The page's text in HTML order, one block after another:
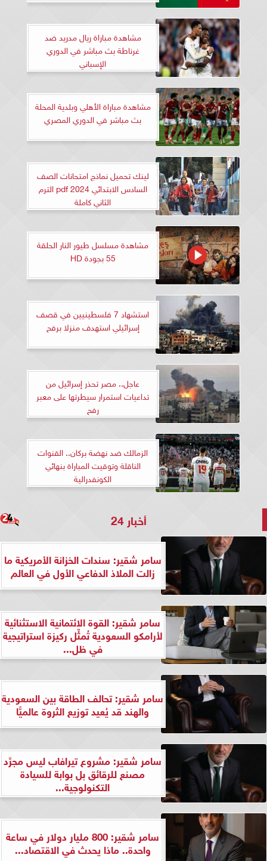
مشاهدة مباراة ريال مدريد ضد
غرناطة بث مباشر في الدوري
الإسباني
مشاهدة مباراة الأهلي وبلدية المحلة
بث مباشر في الدوري المصري
لينك تحميل نماذج امتحانات الصف
السادس الابتدائي 2024 pdf الترم
الثاني كاملة
مشاهدة مسلسل طيور النار الحلقة
55 بجودة HD
استشهاد 7 فلسطينيين في قصف
إسرائيلي استهدف منزلا برفح
عاجل.. مصر تحذر إسرائيل من
تداعيات استمرار سيطرتها على معبر
رفح
الزمالك ضد نهضة بركان.. القنوات
الناقلة وتوقيت المباراة بنهائي
الكونفدرالية
أخبار 24
سامر شقير: سندات الخزانة الأمريكية ما
زالت الملاذ الدفاعي الأول في العالم
سامر شقير: القوة الائتمانية الاستثنائية
لأرامكو السعودية تُمثِّل ركيزة استراتيجية
في ظل...
سامر شقير: تحالف الطاقة بين السعودية
والهند قد يُعيد توزيع الثروة عالميًّا
سامر شقير: مشروع تيرافاب ليس مجرَّد
مصنع للرقائق بل بوابة للسيادة
التكنولوجية...
سامر شقير: 800 مليار دولار في ساعة
واحدة.. ماذا يحدث في الاقتصاد...